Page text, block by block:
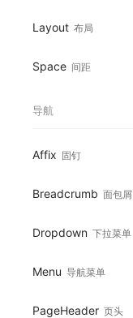
Layout 布局
Space 间距
导航
Affix 固钉
Breadcrumb 面包屑
Dropdown 下拉菜单
Menu 导航菜单
PageHeader 页头